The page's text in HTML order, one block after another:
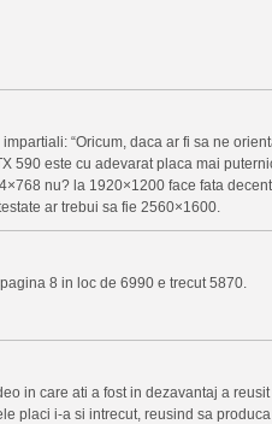
“Oricum, daca ar fi sa ne
590 este cu adevarat placa mai
nu? la 1920×1200 face fata
ar trebui sa fie 2560×1600.
8 in loc de 6990 e trecut 5870.
in care ati a fost in dezavantaj a
placi i-a si intrecut, reusind sa